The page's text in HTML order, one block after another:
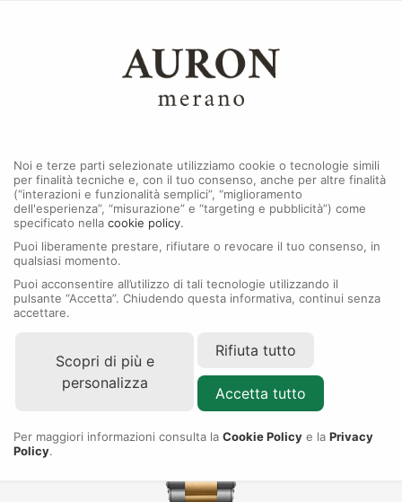
Noi e terze parti selezionate utilizziamo cookie o tecnologie simili
per finalità tecniche e, con il tuo consenso, anche per altre finalità
(“interazioni e funzionalità semplici”, “miglioramento
dell'esperienza”, “misurazione” e “targeting e pubblicità”) come
specificato nella cookie policy.
Puoi liberamente prestare, rifiutare o revocare il tuo consenso, in
qualsiasi momento.
Puoi acconsentire all’utilizzo di tali tecnologie utilizzando il
pulsante “Accetta”. Chiudendo questa informativa, continui senza
accettare.
Scopri di più e
personalizza
Rifiuta tutto
Accetta tutto
Per maggiori informazioni consulta la Cookie Policy e la Privacy
Policy.